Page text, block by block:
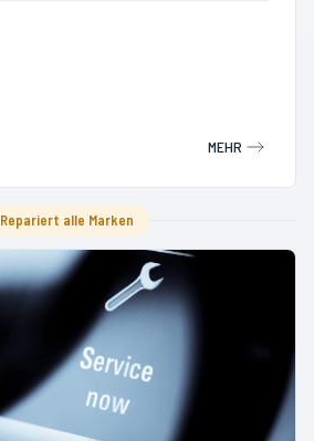
MEHR
Repariert alle Marken